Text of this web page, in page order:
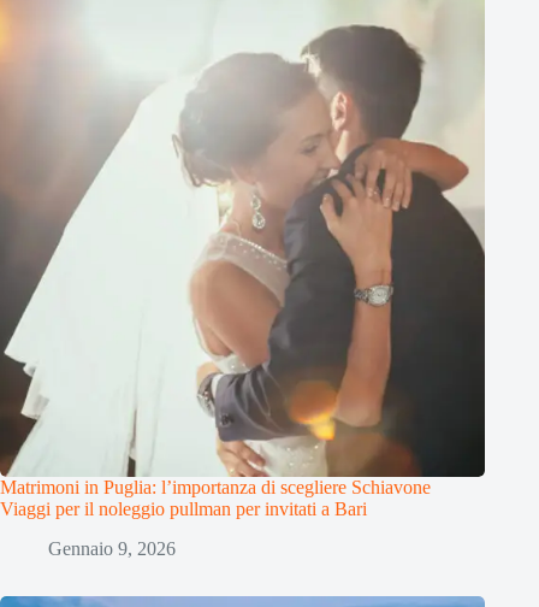
Matrimoni in Puglia: l’importanza di scegliere Schiavone
Viaggi per il noleggio pullman per invitati a Bari
Gennaio 9, 2026